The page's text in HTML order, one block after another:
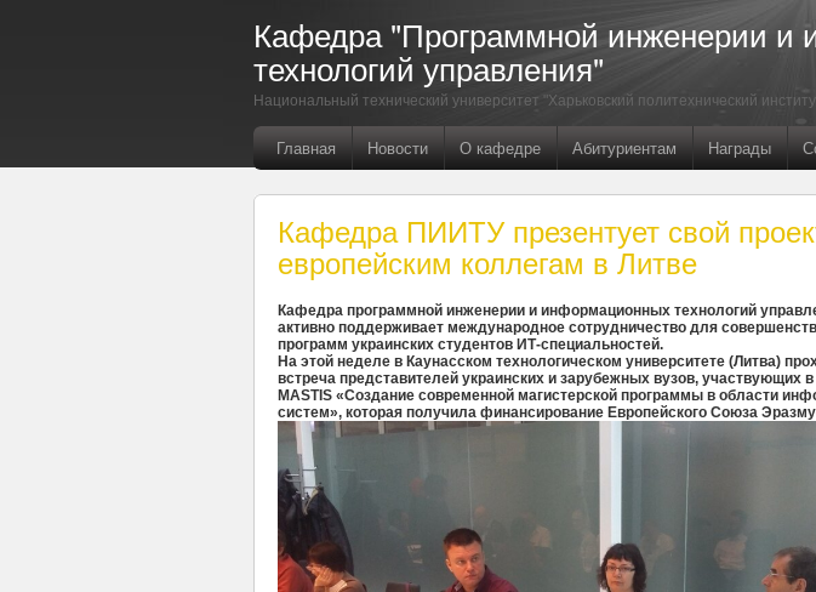
Кафедра "Программной инженерии и
технологий управления"
Национальный технический университет "Харьковский политехнический
Главная Новости О кафедре Абитуриентам Награды
Кафедра ПИИТУ презентует свой
европейским коллегам в Литве
Кафедра программной инженерии и информационных технологий
активно поддерживает международное сотрудничество для
программ украинских студентов ИТ-специальностей.
На этой неделе в Каунасском технологическом университете (Литва)
встреча представителей украинских и зарубежных вузов, участвующих в
MASTIS «Создание современной магистерской программы в области
систем», которая получила финансирование Европейского Союза